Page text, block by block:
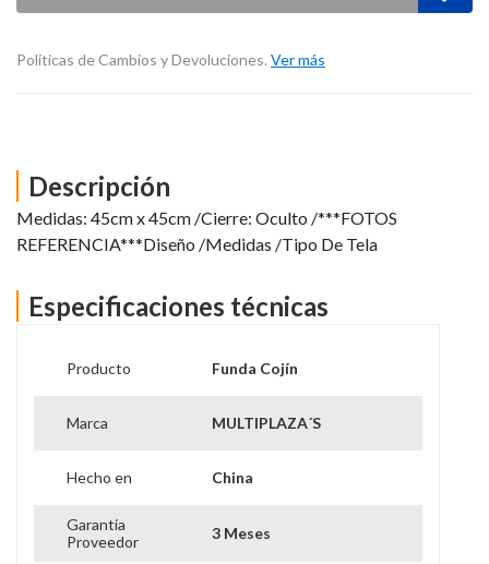
Políticas de Cambios y Devoluciones. Ver más
Descripción
Medidas: 45cm x 45cm /Cierre: Oculto /***FOTOS
REFERENCIA***Diseño /Medidas /Tipo De Tela
Especificaciones técnicas
Producto Funda Cojín
Marca MULTIPLAZA´S
Hecho en China
Garantía
Proveedor
3 Meses